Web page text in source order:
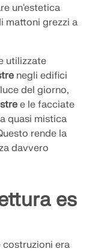
da neve,
un'estetica
mattoni grezzi a
utilizzate
negli edifici
del giorno,
e le facciate
quasi mistica
rende la
davvero
es
costruzioni era